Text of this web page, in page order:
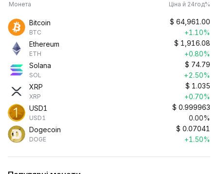
Монета Ціна й 24год%
Bitcoin
BTC
$ 64,961.00
+1.10%
Ethereum
ETH
$ 1,916.08
+0.80%
Solana
SOL
$ 74.79
+2.50%
XRP
XRP
$ 1.035
+0.70%
USD1
USD1
$ 0.999963
0.00%
Dogecoin
DOGE
$ 0.07041
+1.50%